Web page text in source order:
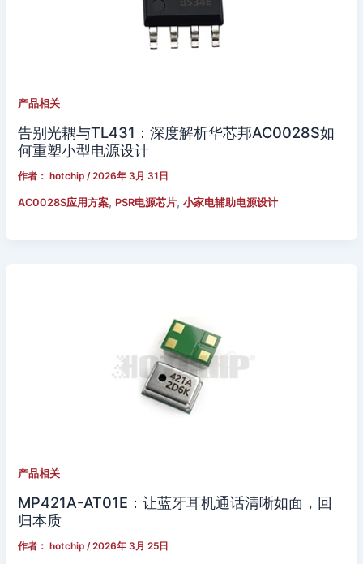
产品相关
告别光耦与TL431：深度解析华芯邦AC0028S如
何重塑小型电源设计
作者： hotchip /2026年 3月 31日
AC0028S应用方案, PSR电源芯片,小家电辅助电源设计
产品相关
MP421A-AT01E：让蓝牙耳机通话清晰如面，回
归本质
作者： hotchip/2026年 3月 25日